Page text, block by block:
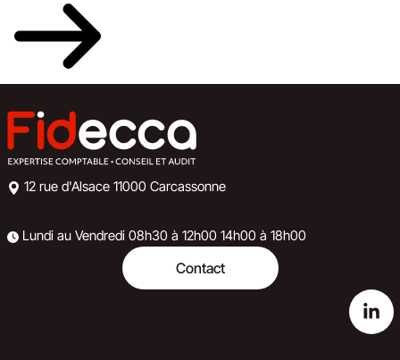
12 rue d'Alsace 11000 Carcassonne
Lundi au Vendredi 08h30 à 12h00 14h00 à 18h00
Contact